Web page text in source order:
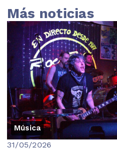
Más noticias
Música
31/05/2026